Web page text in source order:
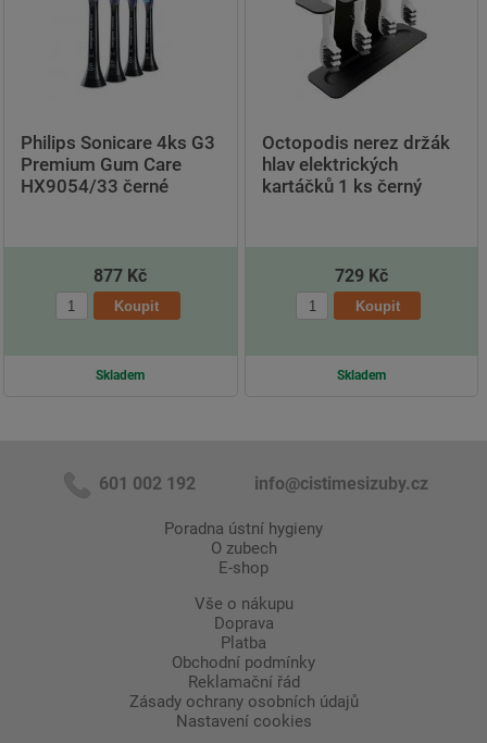
Philips Sonicare 4ks G3
Premium Gum Care
HX9054/33 černé
877 Kč
Skladem
Octopodis nerez držák
hlav elektrických
kartáčků 1 ks černý
729 Kč
Skladem
601 002 192 info@cistimesizuby.cz
Poradna ústní hygieny
O zubech
E-shop
Vše o nákupu
Doprava
Platba
Obchodní podmínky
Reklamační řád
Zásady ochrany osobních údajů
Nastavení cookies